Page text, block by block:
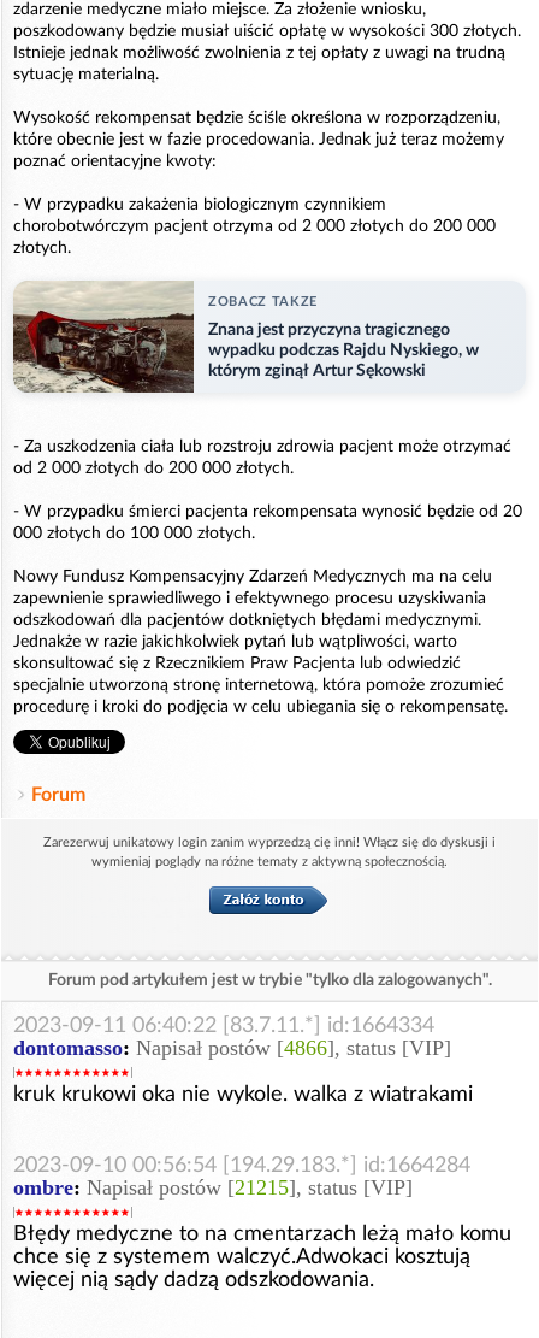
zdarzenie medyczne miało miejsce. Za złożenie wniosku,
poszkodowany będzie musiał uiścić opłatę w wysokości 300 złotych.
Istnieje jednak możliwość zwolnienia z tej opłaty z uwagi na trudną
sytuację materialną.
Wysokość rekompensat będzie ściśle określona w rozporządzeniu,
które obecnie jest w fazie procedowania. Jednak już teraz możemy
poznać orientacyjne kwoty:
- W przypadku zakażenia biologicznym czynnikiem
chorobotwórczym pacjent otrzyma od 2 000 złotych do 200 000
złotych.
ZOBACZ TAKZE
Znana jest przyczyna tragicznego
wypadku podczas Rajdu Nyskiego, w
którym zginął Artur Sękowski
- Za uszkodzenia ciała lub rozstroju zdrowia pacjent może otrzymać
od 2 000 złotych do 200 000 złotych.
- W przypadku śmierci pacjenta rekompensata wynosić będzie od 20
000 złotych do 100 000 złotych.
Nowy Fundusz Kompensacyjny Zdarzeń Medycznych ma na celu
zapewnienie sprawiedliwego i efektywnego procesu uzyskiwania
odszkodowań dla pacjentów dotkniętych błędami medycznymi.
Jednakże w razie jakichkolwiek pytań lub wątpliwości, warto
skonsultować się z Rzecznikiem Praw Pacjenta lub odwiedzić
specjalnie utworzoną stronę internetową, która pomoże zrozumieć
procedurę i kroki do podjęcia w celu ubiegania się o rekompensatę.
Forum
Zarezerwuj unikatowy login zanim wyprzedzą cię inni! Włącz się do dyskusji i
wymieniaj poglądy na różne tematy z aktywną społecznością.
Forum pod artykułem jest w trybie "tylko dla zalogowanych".
2023-09-11 06:40:22 [83.7.11.*] id:1664334
dontomasso: Napisał postów [4866], status [VIP]
kruk krukowi oka nie wykole. walka z wiatrakami
2023-09-10 00:56:54 [194.29.183.*] id:1664284
ombre: Napisał postów [21215], status [VIP]
Błędy medyczne to na cmentarzach leżą mało komu
chce się z systemem walczyć.Adwokaci kosztują
więcej nią sądy dadzą odszkodowania.